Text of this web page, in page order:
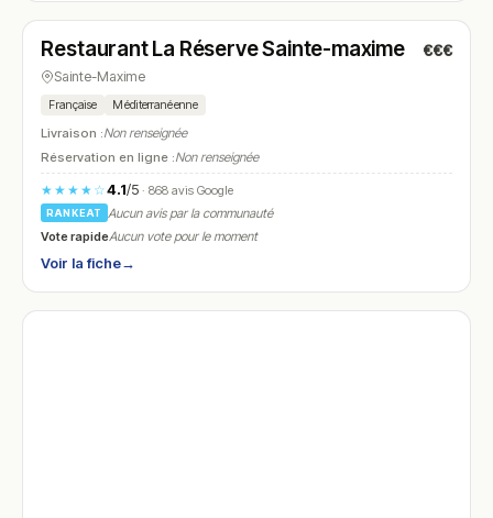
N° 21
Restaurant La Réserve Sainte-maxime €€€
Sainte-Maxime
Française Méditerranéenne
Livraison :Non renseignée
Réservation en ligne :Non renseignée
★★★★☆4.1/5· 868 avis Google
RANKEAT
Aucun avis par la communauté
Vote rapideAucun vote pour le moment
Voir la fiche→